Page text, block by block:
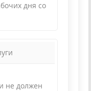
дня со
не должен